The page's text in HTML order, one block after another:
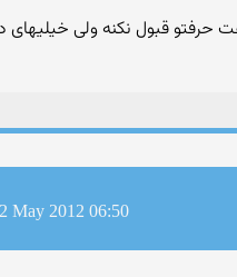
قبول نکنه ولی خیلیهای
May 2012 06:50